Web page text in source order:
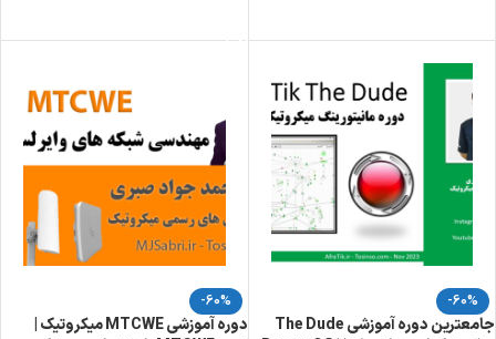
-60%
جامعترین دوره آموزشی The Dude
-60%
دوره آموزشی MTCWE میکروتیک |